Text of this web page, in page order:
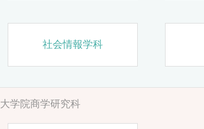
社会情報学科
大学院商学研究科